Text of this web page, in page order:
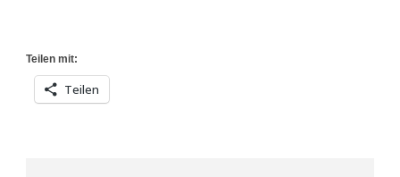
Teilen mit:
Teilen